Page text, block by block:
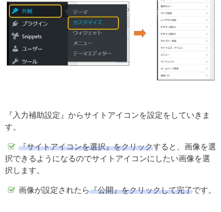
『入力補助設定』からサイトアイコンを設定をしていきま
す。
『サイトアイコンを選択』をクリックすると、画像を選
択できるようになるのでサイトアイコンにしたい画像を選
択します。
画像が設定されたら『公開』をクリックして完了です。